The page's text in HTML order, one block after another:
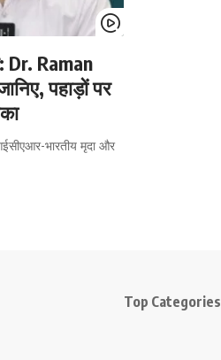
Raman
पहाड़ों पर
भारतीय मृदा और
Top Categories